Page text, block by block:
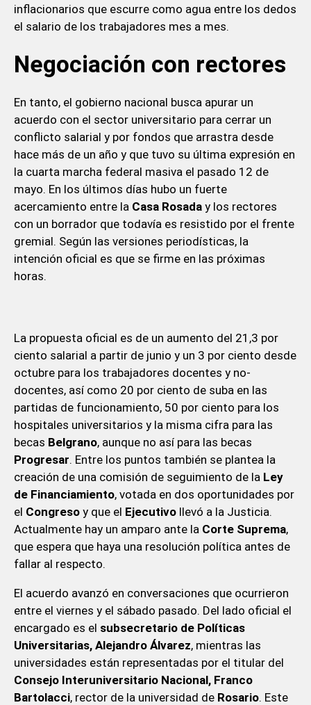
inflacionarios que escurre como agua entre los dedos
el salario de los trabajadores mes a mes.
Negociación con rectores
En tanto, el gobierno nacional busca apurar un
acuerdo con el sector universitario para cerrar un
conflicto salarial y por fondos que arrastra desde
hace más de un año y que tuvo su última expresión en
la cuarta marcha federal masiva el pasado 12 de
mayo. En los últimos días hubo un fuerte
acercamiento entre la Casa Rosaday los rectores
con un borrador que todavía es resistido por el frente
gremial. Según las versiones periodísticas, la
intención oficial es que se firme en las próximas
horas.
La propuesta oficial es de un aumento del 21,3 por
ciento salarial a partir de junio y un 3 por ciento desde
octubre para los trabajadores docentes y no-
docentes, así como 20 por ciento de suba en las
partidas de funcionamiento, 50 por ciento para los
hospitales universitarios y la misma cifra para las
becas Belgrano, aunque no así para las becas
Progresar. Entre los puntos también se plantea la
creación de una comisión de seguimiento de la Ley
de Financiamiento, votada en dos oportunidades por
el Congreso y que el Ejecutivollevó a la Justicia.
Actualmente hay un amparo ante la Corte Suprema,
que espera que haya una resolución política antes de
fallar al respecto.
El acuerdo avanzó en conversaciones que ocurrieron
entre el viernes y el sábado pasado. Del lado oficial el
encargado es el subsecretario de Políticas
Universitarias, Alejandro Álvarez, mientras las
universidades están representadas por el titular del
Consejo Interuniversitario Nacional, Franco
Bartolacci, rector de la universidad de Rosario. Este